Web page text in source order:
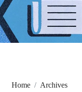
Home
Archives